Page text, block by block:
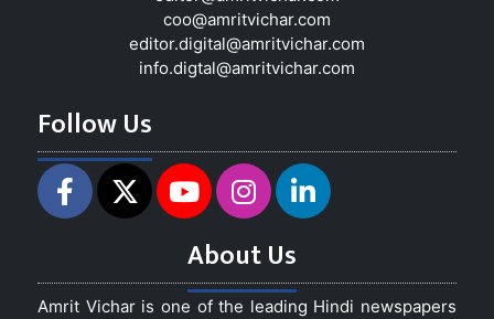
coo@amritvichar.com
editor.digital@amritvichar.com
info.digtal@amritvichar.com
Follow Us
About Us
Amrit Vichar is one of the leading Hindi newspapers